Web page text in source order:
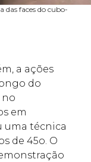
das faces do cubo-
a ações
do
no
em
uma técnica
de 45o. O